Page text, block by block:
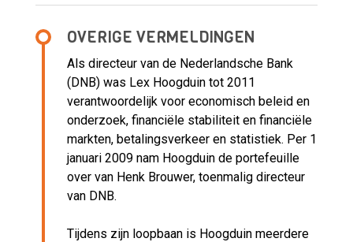
OVERIGE VERMELDINGEN
Als directeur van de Nederlandsche Bank
(DNB) was Lex Hoogduin tot 2011
verantwoordelijk voor economisch beleid en
onderzoek, financiële stabiliteit en financiële
markten, betalingsverkeer en statistiek. Per 1
januari 2009 nam Hoogduin de portefeuille
over van Henk Brouwer, toenmalig directeur
van DNB.
Tijdens zijn loopbaan is Hoogduin meerdere